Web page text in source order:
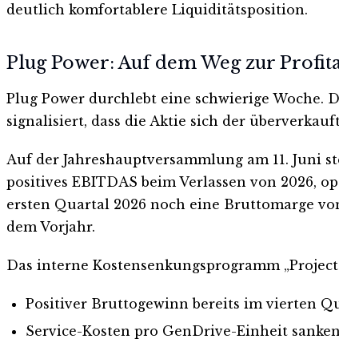
deutlich komfortablere Liquiditätsposition.
Plug Power: Auf dem Weg zur
Plug Power durchlebt eine schwierige Woche.
signalisiert, dass die Aktie sich der
Auf der Jahreshauptversammlung am 11. Juni
positives EBITDAS beim Verlassen von 2026,
ersten Quartal 2026 noch eine Bruttomarge
dem Vorjahr.
Das interne Kostensenkungsprogramm
Positiver Bruttogewinn bereits im vierten
Service-Kosten pro GenDrive-Einheit